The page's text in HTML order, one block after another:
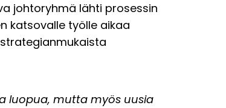
johtoryhmä lähti prosessin
katsovalle työlle aikaa
luopua, mutta myös uusia